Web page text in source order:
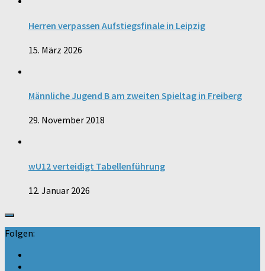
Herren verpassen Aufstiegsfinale in Leipzig
15. März 2026
Männliche Jugend B am zweiten Spieltag in Freiberg
29. November 2018
wU12 verteidigt Tabellenführung
12. Januar 2026
Folgen: